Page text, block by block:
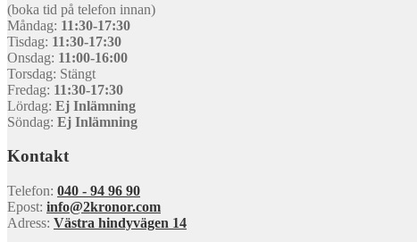
(boka tid på telefon innan)
Måndag: 11:30-17:30
Tisdag: 11:30-17:30
Onsdag: 11:00-16:00
Torsdag: Stängt
Fredag: 11:30-17:30
Lördag: Ej Inlämning
Söndag: Ej Inlämning
Kontakt
Telefon: 040 - 94 96 90
Epost: info@2kronor.com
Adress: Västra hindyvägen 14